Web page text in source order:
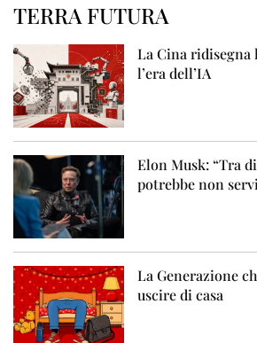
TERRA FUTURA
La Cina ridisegna
l’era dell’IA
Elon Musk: “Tra
potrebbe non
La Generazione
uscire di casa